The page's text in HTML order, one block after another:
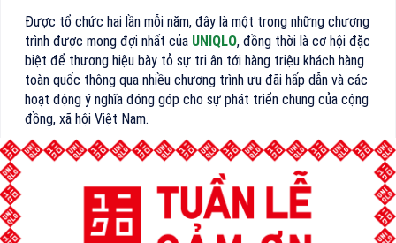
Được tổ chức hai lần mỗi năm, đây là một trong những chương
trình được mong đợi nhất của UNIQLO, đồng thời là cơ hội đặc
biệt để thương hiệu bày tỏ sự tri ân tới hàng triệu khách hàng
toàn quốc thông qua nhiều chương trình ưu đãi hấp dẫn và các
hoạt động ý nghĩa đóng góp cho sự phát triển chung của cộng
đồng, xã hội Việt Nam.